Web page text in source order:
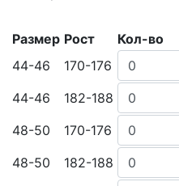
Размер Рост Кол-во
44-46
170-176
44-46
182-188
48-50
170-176
48-50
182-188